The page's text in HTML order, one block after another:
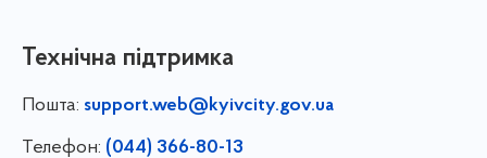
Технічна підтримка
Пошта: support.web@kyivcity.gov.ua
Телефон: (044) 366-80-13